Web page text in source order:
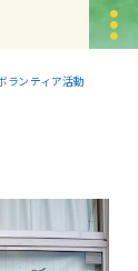
ランティア活動